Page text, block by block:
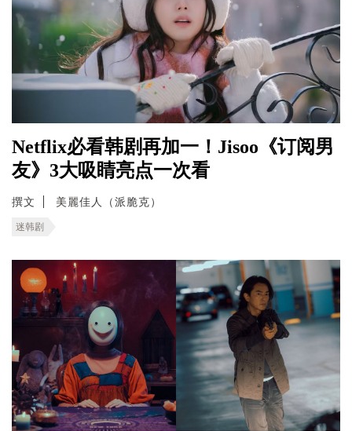
Netflix必看韩剧再加一！Jisoo《订阅男
友》3大吸睛亮点一次看
撰文 美麗佳人（派脆克）
迷韩剧